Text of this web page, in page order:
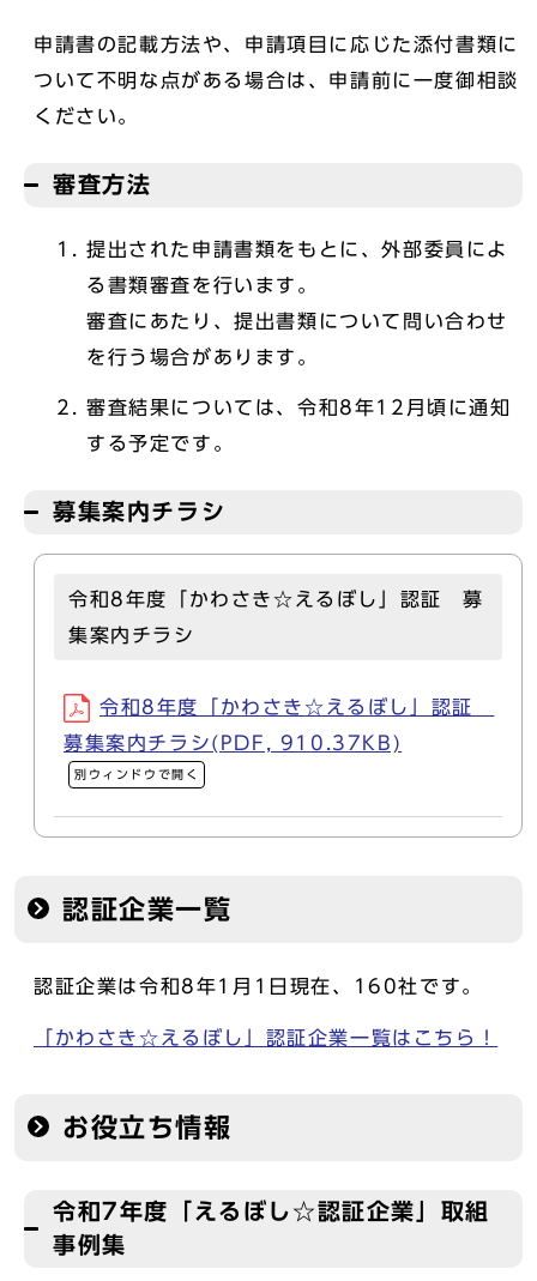
申請書の記載方法や、申請項目に応じた添付書類に
ついて不明な点がある場合は、申請前に一度御相談
ください。
審査方法
提出された申請書類をもとに、外部委員によ
る書類審査を行います。
審査にあたり、提出書類について問い合わせ
を行う場合があります。
審査結果については、令和8年12月頃に通知
する予定です。
募集案内チラシ
令和8年度「かわさき☆えるぼし」認証 募
集案内チラシ
令和8年度「かわさき☆えるぼし」認証
募集案内チラシ(PDF, 910.37KB)
別ウィンドウで開く
認証企業一覧
認証企業は令和8年1月1日現在、160社です。
「かわさき☆えるぼし」認証企業一覧はこちら！
お役立ち情報
令和7年度「えるぼし☆認証企業」取組
事例集